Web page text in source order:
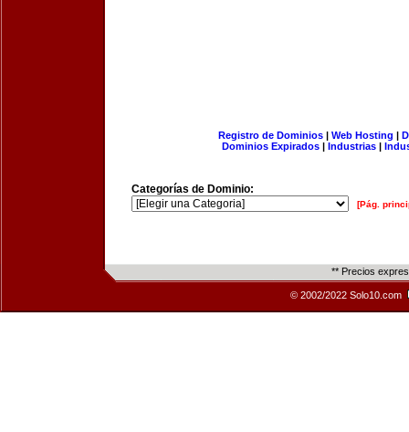
Registro de Dominios| Web Hosting |
Dominios Expirados | Industrias |
Categorías de Dominio:
[Pág.
** Precios
© 2002/2022 Solo10.com